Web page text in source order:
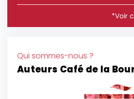
*Voir
Qui sommes-nous ?
Auteurs Café de la